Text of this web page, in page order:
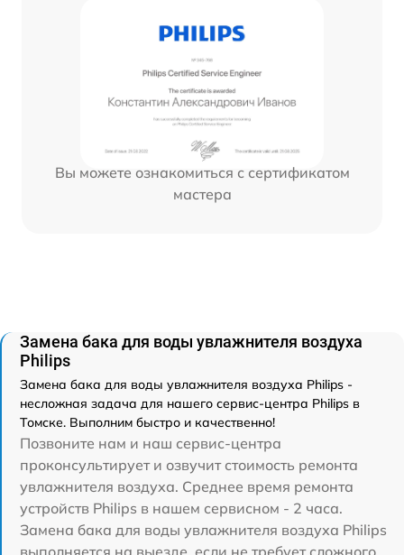
Вы можете ознакомиться с сертификатом
мастера
Замена бака для воды увлажнителя воздуха
Philips
Замена бака для воды увлажнителя воздуха Philips -
несложная задача для нашего сервис-центра Philips в
Томске. Выполним быстро и качественно!
Позвоните нам и наш сервис-центра
проконсультирует и озвучит стоимость ремонта
увлажнителя воздуха. Среднее время ремонта
устройств Philips в нашем сервисном - 2 часа.
Замена бака для воды увлажнителя воздуха Philips